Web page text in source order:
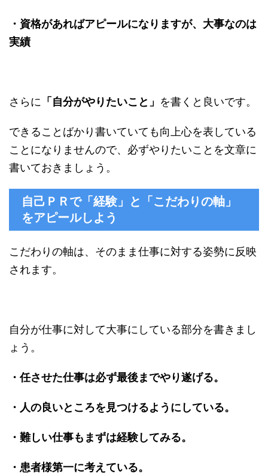
・資格があればアピールになりますが、大事なのは
実績
さらに 「自分がやりたいこと」 を書くと良いです。
できることばかり書いていても向上心を表している
ことになりませんので、必ずやりたいことを文章に
書いておきましょう。
自己ＰＲで「経験」と「こだわりの軸」
をアピールしよう
こだわりの軸は、そのまま仕事に対する姿勢に反映
されます。
自分が仕事に対して大事にしている部分を書きまし
ょう。
・任させた仕事は必ず最後までやり遂げる。
・人の良いところを見つけるようにしている。
・難しい仕事もまずは経験してみる。
・患者様第一に考えている。